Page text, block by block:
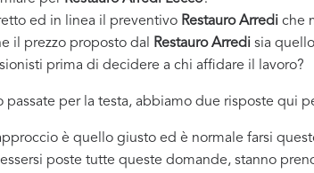
ed in linea il preventivo Restauro Arredi che
il prezzo proposto dal Restauro Arredi sia
prima di decidere a chi affidare il lavoro?
per la testa, abbiamo due risposte qui
è quello giusto ed è normale farsi
poste tutte queste domande, stanno